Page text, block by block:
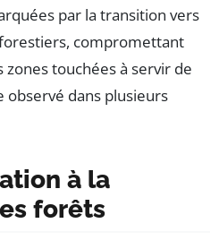
par la transition vers
compromettant
zones touchées à servir de
observé dans plusieurs
à la
forêts